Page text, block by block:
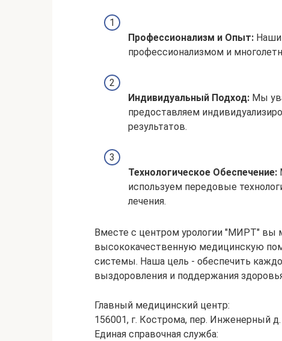
Профессионализм и Опыт: Наши
профессионализмом и
Индивидуальный Подход: Мы
предоставляем
результатов.
Технологическое Обеспечение:
используем передовые
лечения.
Вместе с центром урологии "МИРТ" вы
высококачественную медицинскую
системы. Наша цель - обеспечить
выздоровления и поддержания
Главный медицинский центр:
156001, г. Кострома, пер. Инженерный д.
Единая справочная служба: